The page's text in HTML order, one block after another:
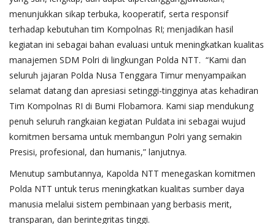
menunjukkan sikap terbuka, kooperatif, serta responsif
terhadap kebutuhan tim Kompolnas RI; menjadikan hasil
kegiatan ini sebagai bahan evaluasi untuk meningkatkan kualitas
manajemen SDM Polri di lingkungan Polda NTT. “Kami dan
seluruh jajaran Polda Nusa Tenggara Timur menyampaikan
selamat datang dan apresiasi setinggi-tingginya atas kehadiran
Tim Kompolnas RI di Bumi Flobamora. Kami siap mendukung
penuh seluruh rangkaian kegiatan Puldata ini sebagai wujud
komitmen bersama untuk membangun Polri yang semakin
Presisi, profesional, dan humanis,” lanjutnya.
Menutup sambutannya, Kapolda NTT menegaskan komitmen
Polda NTT untuk terus meningkatkan kualitas sumber daya
manusia melalui sistem pembinaan yang berbasis merit,
transparan, dan berintegritas tinggi.